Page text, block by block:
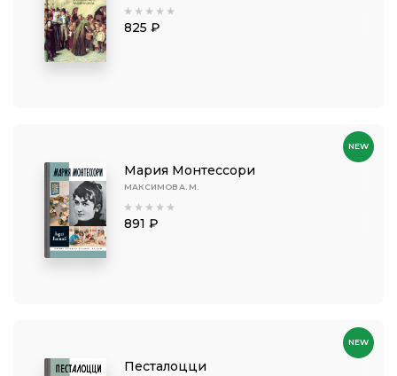
825 ₽
Мария Монтессори
МАКСИМОВ А. М.
891 ₽
NEW
Песталоцци
NEW